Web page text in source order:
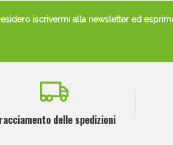
iscrivermi alla newsletter ed
delle spedizioni